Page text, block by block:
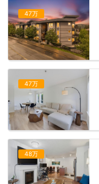
47万
47万
48万